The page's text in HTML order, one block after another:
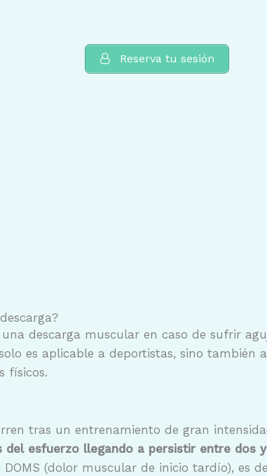
Reserva tu sesión
una descarga muscular en caso de sufrir
es aplicable a deportistas, sino también
físicos.
tras un entrenamiento de gran
del esfuerzo llegando a persistir entre dos
(dolor muscular de inicio tardío), es